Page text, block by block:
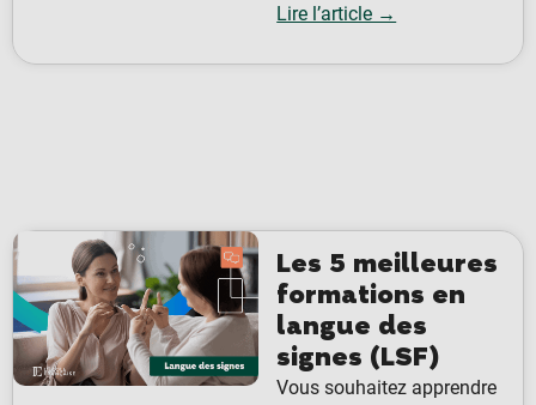
Lire l’article →
Les 5 meilleures
formations en
langue des
signes (LSF)
Vous souhaitez apprendre